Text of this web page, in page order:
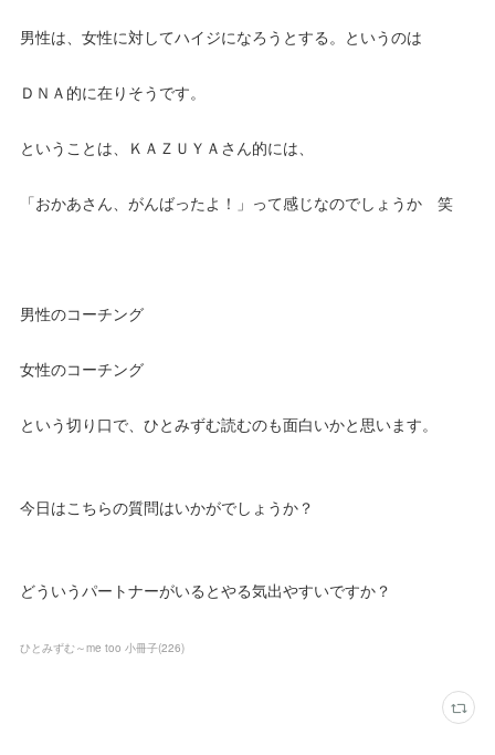
男性は、女性に対してハイジになろうとする。というのは
ＤＮＡ的に在りそうです。
ということは、ＫＡＺＵＹＡさん的には、
「おかあさん、がんばったよ！」って感じなのでしょうか 笑
男性のコーチング
女性のコーチング
という切り口で、ひとみずむ読むのも面白いかと思います。
今日はこちらの質問はいかがでしょうか？
どういうパートナーがいるとやる気出やすいですか？
ひとみずむ～me too 小冊子(226)